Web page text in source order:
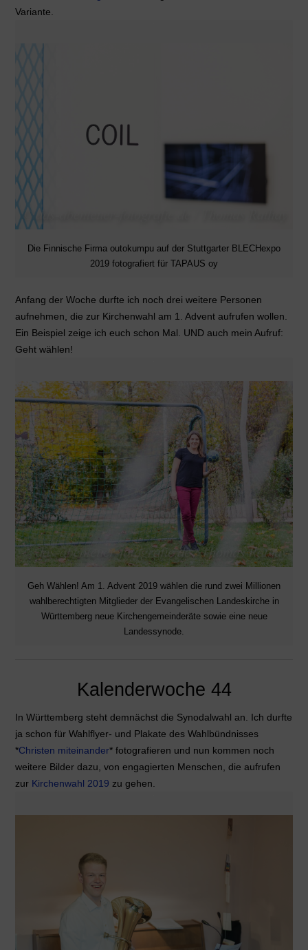
Variante.
Die Finnische Firma outokumpu auf der Stuttgarter BLECHexpo
2019 fotografiert für TAPAUS oy
Anfang der Woche durfte ich noch drei weitere Personen
aufnehmen, die zur Kirchenwahl am 1. Advent aufrufen wollen.
Ein Beispiel zeige ich euch schon Mal. UND auch mein Aufruf:
Geht wählen!
Geh Wählen! Am 1. Advent 2019 wählen die rund zwei Millionen
wahlberechtigten Mitglieder der Evangelischen Landeskirche in
Württemberg neue Kirchengemeinderäte sowie eine neue
Landessynode.
Kalenderwoche 44
In Württemberg steht demnächst die Synodalwahl an. Ich durfte
ja schon für Wahlflyer- und Plakate des Wahlbündnisses
*Christen miteinander* fotografieren und nun kommen noch
weitere Bilder dazu, von engagierten Menschen, die aufrufen
zur Kirchenwahl 2019 zu gehen.